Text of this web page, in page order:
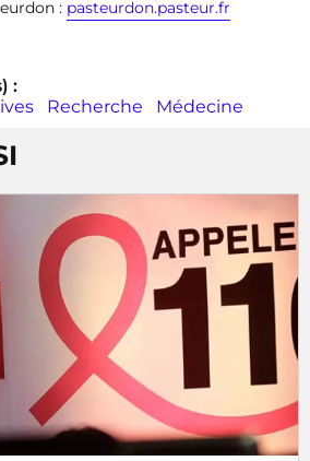
: pasteurdon.pasteur.fr
:
Recherche Médecine